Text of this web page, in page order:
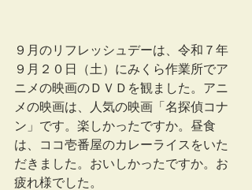
９月のリフレッシュデーは、令和７年
９月２０日（土）にみくら作業所でア
ニメの映画のＤＶＤを観ました。アニ
メの映画は、人気の映画「名探偵コナ
ン」です。楽しかったですか。昼食
は、ココ壱番屋のカレーライスをいた
だきました。おいしかったですか。お
疲れ様でした。